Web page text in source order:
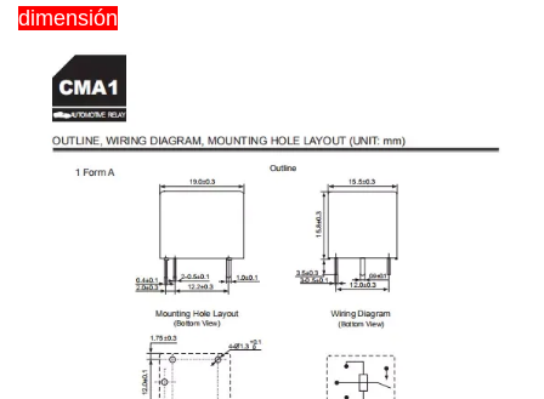
dimensión